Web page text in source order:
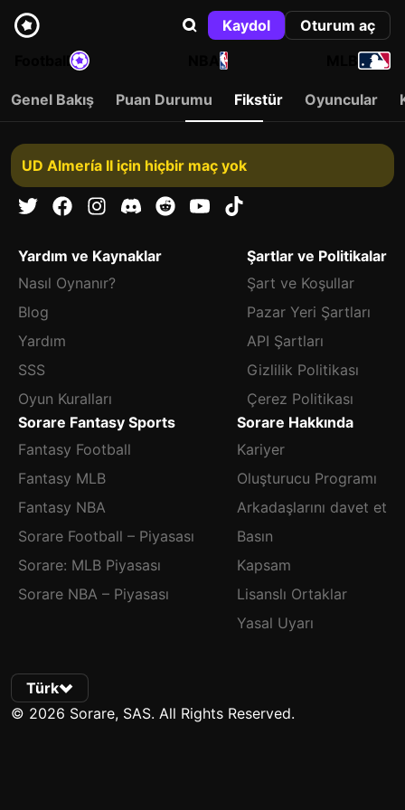
Kaydol
Oturum aç
NBA
Genel Bakış Puan Durumu Fikstür Oyuncular
UD Almería II için hiçbir maç yok
Yardım ve Kaynaklar
Nasıl Oynanır?
Blog
Yardım
SSS
Oyun Kuralları
Şartlar ve Politikalar
Şart ve Koşullar
Pazar Yeri Şartları
API Şartları
Gizlilik Politikası
Çerez Politikası
Sorare Fantasy Sports
Fantasy Football
Fantasy MLB
Fantasy NBA
Sorare Football – Piyasası
Sorare: MLB Piyasası
Sorare NBA – Piyasası
Sorare Hakkında
Kariyer
Oluşturucu Programı
Arkadaşlarını davet et
Basın
Kapsam
Lisanslı Ortaklar
Yasal Uyarı
Türk
© 2026 Sorare, SAS. All Rights Reserved.